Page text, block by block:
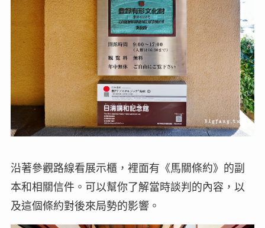
沿著參觀路線看展示櫃，裡面有《馬關條約》的副
本和相關信件。可以幫你了解當時談判的內容，以
及這個條約對後來局勢的影響。